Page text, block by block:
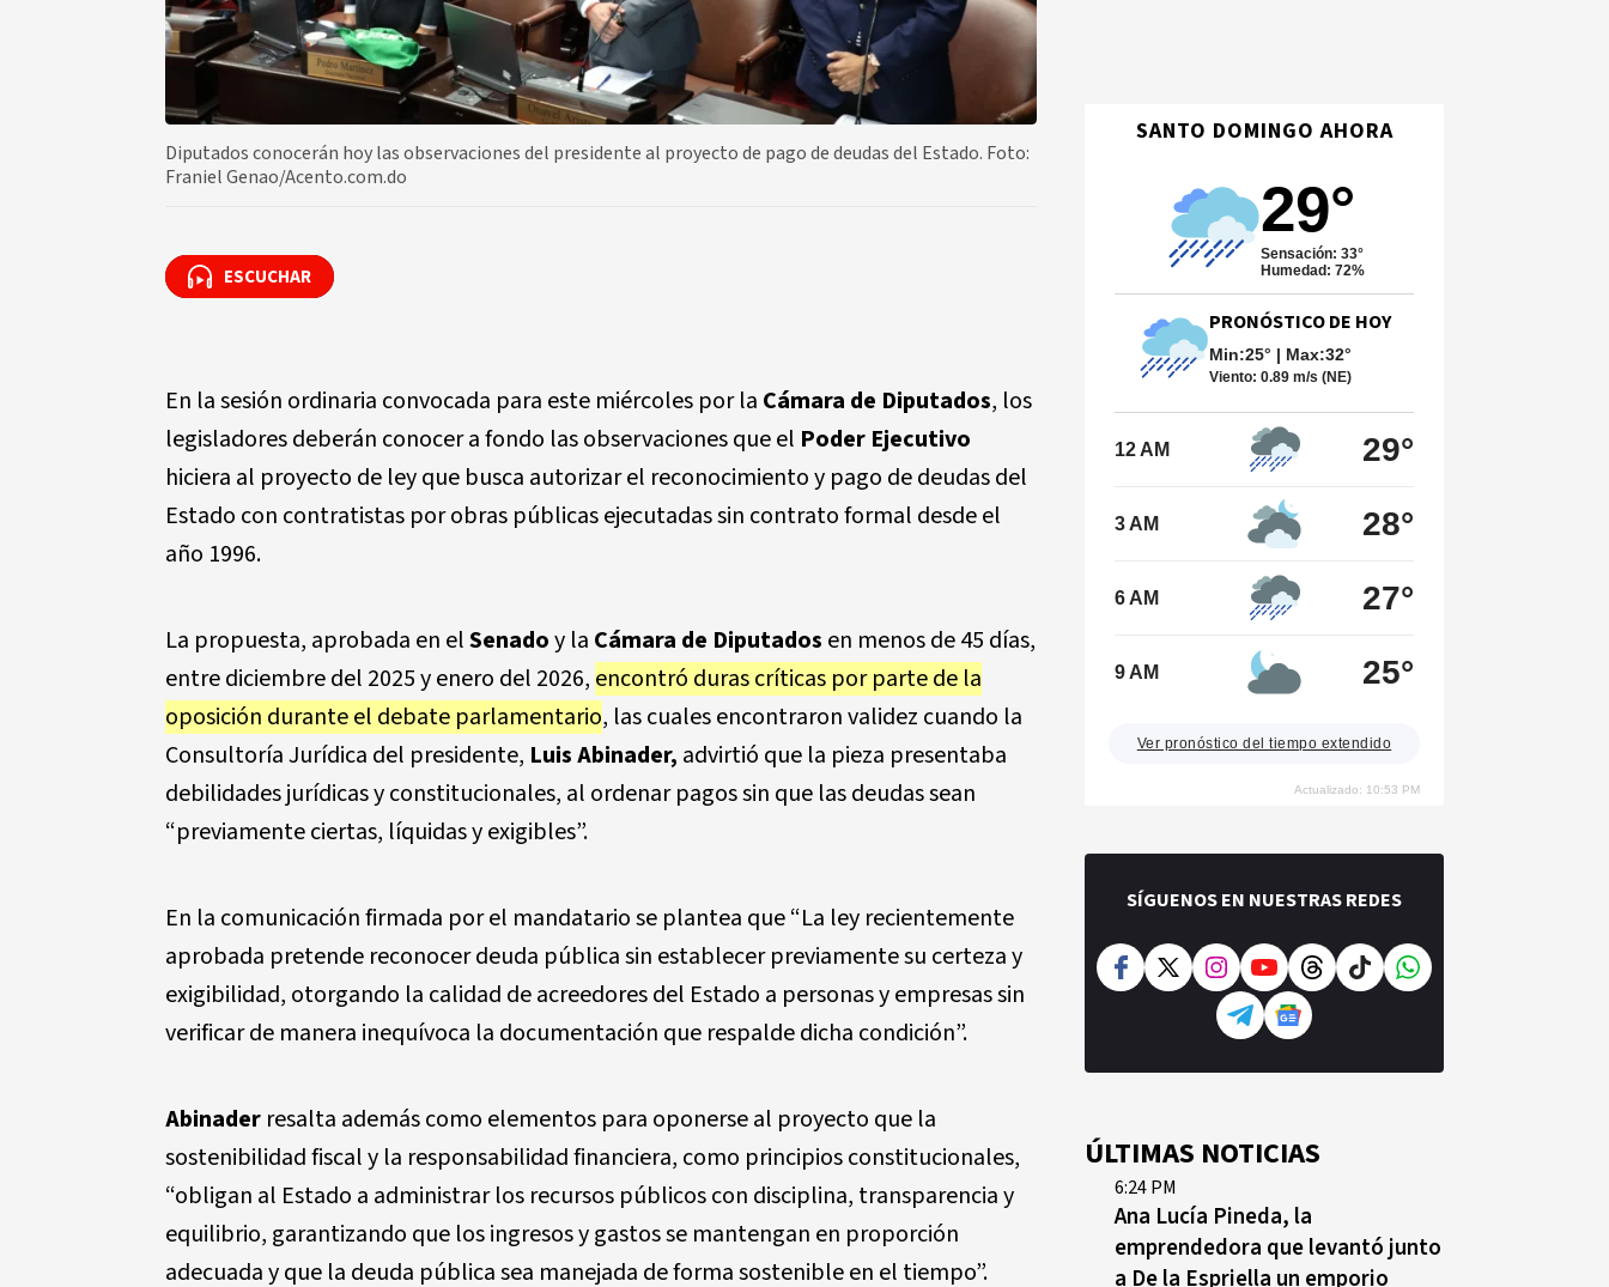
Diputados conocerán hoy las observaciones del presidente al proyecto de pago de deudas del Estado. Foto:
Franiel Genao/Acento.com.do
ESCUCHAR
ESCUCHAR
En la sesión ordinaria convocada para este miércoles por la Cámara de Diputados, los
legisladores deberán conocer a fondo las observaciones que el Poder Ejecutivo
hiciera al proyecto de ley que busca autorizar el reconocimiento y pago de deudas del
Estado con contratistas por obras públicas ejecutadas sin contrato formal desde el
año 1996.
La propuesta, aprobada en elSenadoy la Cámara de Diputados en menos de 45 días,
entre diciembre del 2025 y enero del 2026, encontró duras críticas por parte de la
oposición durante el debate parlamentario, las cuales encontraron validez cuando la
Consultoría Jurídica del presidente, Luis Abinader, advirtió que la pieza presentaba
debilidades jurídicas y constitucionales, al ordenar pagos sin que las deudas sean
“previamente ciertas, líquidas y exigibles”.
En la comunicación firmada por el mandatario se plantea que “La ley recientemente
aprobada pretende reconocer deuda pública sin establecer previamente su certeza y
exigibilidad, otorgando la calidad de acreedores del Estado a personas y empresas sin
verificar de manera inequívoca la documentación que respalde dicha condición”.
Abinader resalta además como elementos para oponerse al proyecto que la
sostenibilidad fiscal y la responsabilidad financiera, como principios constitucionales,
“obligan al Estado a administrar los recursos públicos con disciplina, transparencia y
equilibrio, garantizando que los ingresos y gastos se mantengan en proporción
adecuada y que la deuda pública sea manejada de forma sostenible en el tiempo”.
SANTO DOMINGO AHORA
29°
Sensación: 33°
Humedad: 72%
PRONÓSTICO DE HOY
Min:25° | Max:32°
Viento: 0.89 m/s (NE)
12 AM 29°
3 AM 28°
6 AM 27°
9 AM 25°
Ver pronóstico del tiempo extendido
Actualizado: 10:53 PM
SÍGUENOS EN NUESTRAS REDES
ÚLTIMAS NOTICIAS
6:24 PM
Ana Lucía Pineda, la
emprendedora que levantó junto
a De la Espriella un emporio